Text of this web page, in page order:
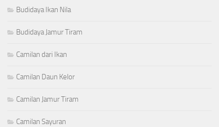
Budidaya Ikan Nila
Budidaya Jamur Tiram
Camilan dari Ikan
Camilan Daun Kelor
Camilan Jamur Tiram
Camilan Sayuran